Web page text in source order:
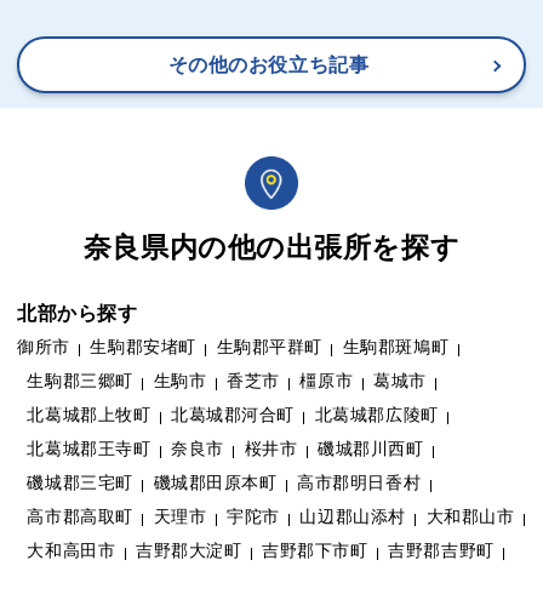
その他のお役立ち記事
奈良県内の他の出張所を探す
北部から探す
御所市 生駒郡安堵町 生駒郡平群町
生駒郡斑鳩町
生駒郡三郷町
生駒市 香芝市 橿原市
葛城市
北葛城郡上牧町
北葛城郡河合町
北葛城郡広陵町
北葛城郡王寺町
奈良市 桜井市
磯城郡川西町
磯城郡三宅町
磯城郡田原本町
高市郡明日香村
高市郡高取町
天理市 宇陀市 山辺郡山添村
大和郡山市
大和高田市
吉野郡大淀町 吉野郡下市町 吉野郡吉野町